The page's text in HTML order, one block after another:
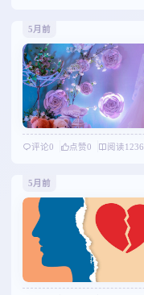
5月前
评论0 点赞0 阅读1236
5月前